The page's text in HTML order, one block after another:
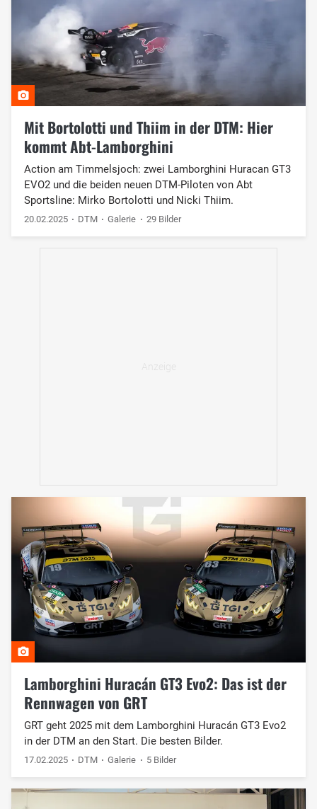
Mit Bortolotti und Thiim in der DTM: Hier
kommt Abt-Lamborghini
Action am Timmelsjoch: zwei Lamborghini Huracan GT3
EVO2 und die beiden neuen DTM-Piloten von Abt
Sportsline: Mirko Bortolotti und Nicki Thiim.
20.02.2025 DTM Galerie 29 Bilder
Lamborghini Huracán GT3 Evo2: Das ist der
Rennwagen von GRT
GRT geht 2025 mit dem Lamborghini Huracán GT3 Evo2
in der DTM an den Start. Die besten Bilder.
17.02.2025 DTM Galerie 5 Bilder